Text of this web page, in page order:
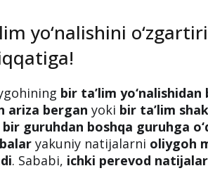
yo‘nalishini